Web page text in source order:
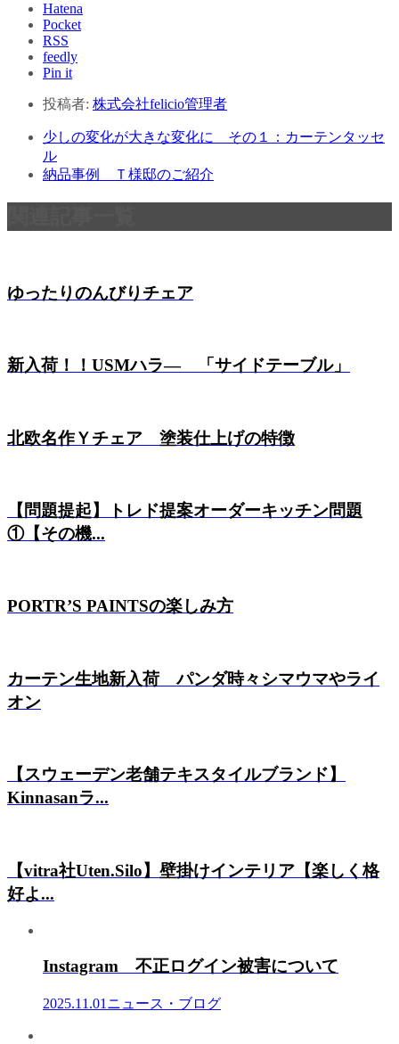
Hatena
Pocket
RSS
feedly
Pin it
投稿者: 株式会社felicio管理者
少しの変化が大きな変化に その１：カーテンタッセ
ル
納品事例 Ｔ様邸のご紹介
ゆったりのんびりチェア
新入荷！！USMハラ― 「サイドテーブル」
北欧名作Ｙチェア 塗装仕上げの特徴
【問題提起】トレド提案オーダーキッチン問題
①【その機...
PORTR’S PAINTSの楽しみ方
カーテン生地新入荷 パンダ時々シマウマやライ
オン
【スウェーデン老舗テキスタイルブランド】
Kinnasanラ...
【vitra社Uten.Silo】壁掛けインテリア【楽しく格
好よ...
Instagram 不正ログイン被害について
2025.11.01 ニュース・ブログ